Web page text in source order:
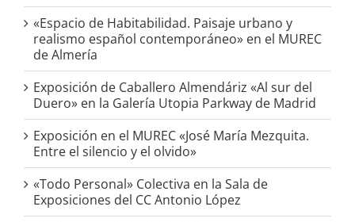
«Espacio de Habitabilidad. Paisaje urbano y
realismo español contemporáneo» en el MUREC
de Almería
Exposición de Caballero Almendáriz «Al sur del
Duero» en la Galería Utopia Parkway de Madrid
Exposición en el MUREC «José María Mezquita.
Entre el silencio y el olvido»
«Todo Personal» Colectiva en la Sala de
Exposiciones del CC Antonio López